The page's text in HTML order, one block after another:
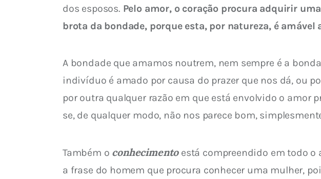
dos esposos. Pelo amor, o coração procura adquirir
brota da bondade, porque esta, por natureza, é amável
A bondade que amamos noutrem, nem sempre é a
indivíduo é amado por causa do prazer que nos dá, ou
por outra qualquer razão em que está envolvido o amor
se, de qualquer modo, não nos parece bom,
Também o conhecimento está compreendido em todo o
a frase do homem que procura conhecer uma mulher,